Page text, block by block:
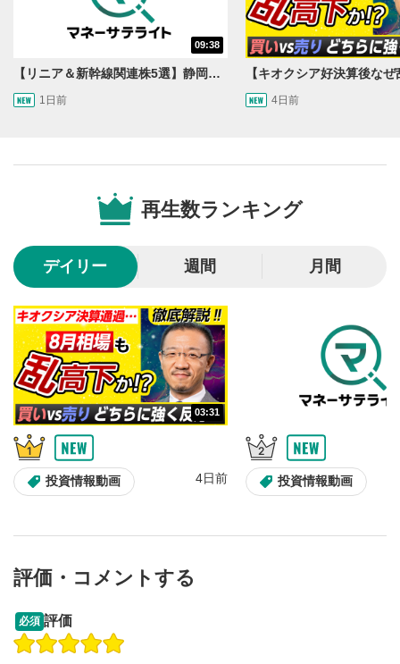
動画タイトルが表示されます。クリックすると
YouTubeサイトに移動します。
クリックするとYouTubeの「後で見る」の再生リスト
に追加されます。
SNSやメールなどで動画を共有・シェアすることがで
ー内にあります。
シークバー
再生位置を示しています。再生したい位置をクリック
するとその位置から動画が再生されます。
6
再生ボタン
動画が再生または一時停止します。
7
音量調整
スライダーを上下すると音量が調整できます。
スマートフォンで視聴の場合は端末の音量調節ボタンを利用
してください。
スマートフォンで視聴の場合は画面右下の設定(歯車マーク)
9
画質の選択/再生速度の変更ができます。
09:38
【リニア＆新幹線関連株5選】静岡県知事の承認でリニア路線工事進展！北陸新幹線も「小浜・京都ルート」再決定！関連する注目の銘柄は？＜たけぞうNEWS＞
1日前 4日前
再生数ランキング
デイリー 週間 月間
03:31
投資情報動画 4日前 投資情報動画
操作説明動画
評価・コメントする
必須 評価